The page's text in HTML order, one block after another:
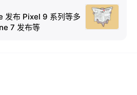
发布 Pixel 9 系列等多
7 发布等